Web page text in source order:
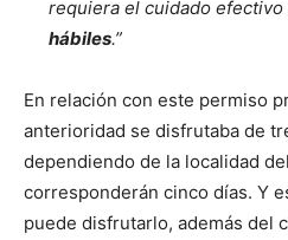
requiera el cuidado efectivo
hábiles.”
En relación con este permiso
anterioridad se disfrutaba de
dependiendo de la localidad
corresponderán cinco días. Y
puede disfrutarlo, además del